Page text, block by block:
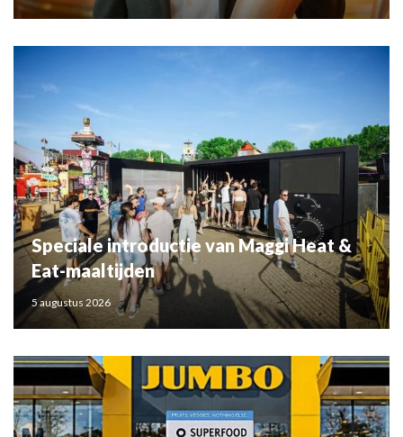
Speciale introductie van Maggi Heat &
Eat-maaltijden
5 augustus 2026